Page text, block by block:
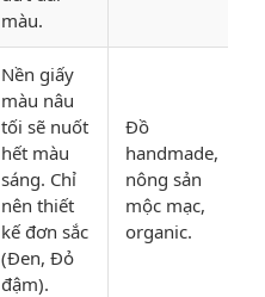
màu.
Nền giấy
màu nâu
tối sẽ nuốt
hết màu
sáng. Chỉ
nên thiết
kế đơn sắc
(Đen, Đỏ
đậm).
Đồ
handmade,
nông sản
mộc mạc,
organic.